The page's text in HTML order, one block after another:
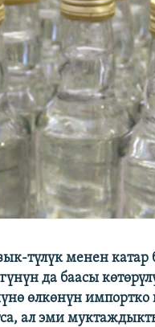
түлүк менен катар
да баасы
өлкөнүн импортко
ал эми